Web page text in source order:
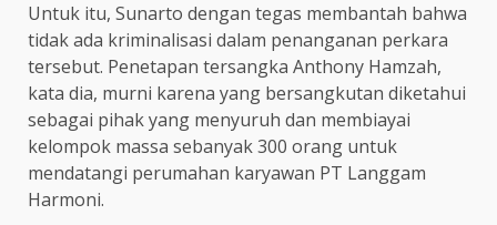
Untuk itu, Sunarto dengan tegas membantah bahwa
tidak ada kriminalisasi dalam penanganan perkara
tersebut. Penetapan tersangka Anthony Hamzah,
kata dia, murni karena yang bersangkutan diketahui
sebagai pihak yang menyuruh dan membiayai
kelompok massa sebanyak 300 orang untuk
mendatangi perumahan karyawan PT Langgam
Harmoni.